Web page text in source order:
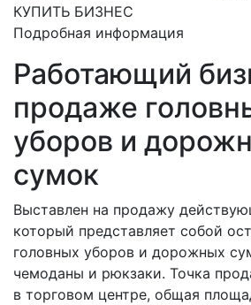
КУПИТЬ БИЗНЕС
Подробная информация
Работающий
продаже
уборов и
сумок
Выставлен на продажу
который представляет собой
головных уборов и дорожных
чемоданы и рюкзаки. Точка
в торговом центре, общая